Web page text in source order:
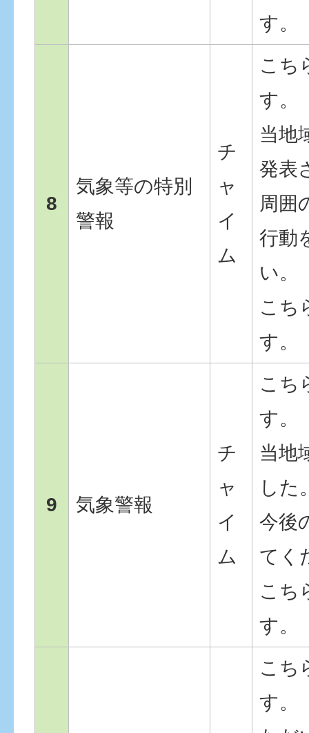
す。
8
気象等の特別
警報
チ
ャ
イ
ム
こち
す。
当地
発表
周囲
行動
い。
こち
す。
9 気象警報
チ
ャ
イ
ム
こち
す。
当地
した
今後
てく
こち
す。
こち
す。